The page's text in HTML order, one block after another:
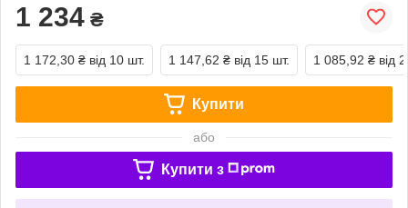
1 234 ₴
1 172,30 ₴ від 10 шт. 1 147,62 ₴ від 15 шт. 1 085,92 ₴ від
Купити
або
Купити з